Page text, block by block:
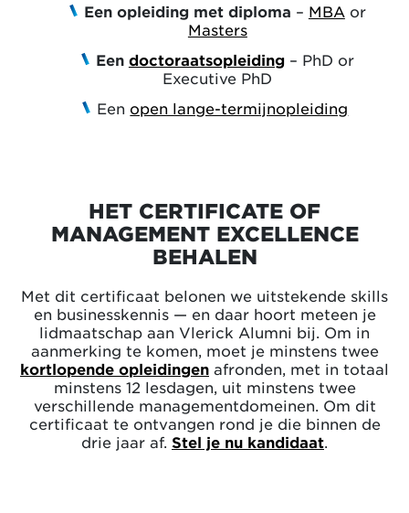
Een opleiding met diploma – MBA or
Masters
Een doctoraatsopleiding– PhD or
Executive PhD
Een open lange-termijnopleiding
HET CERTIFICATE OF
MANAGEMENT EXCELLENCE
BEHALEN
Met dit certificaat belonen we uitstekende skills
en businesskennis — en daar hoort meteen je
lidmaatschap aan Vlerick Alumni bij. Om in
aanmerking te komen, moet je minstens twee
kortlopende opleidingen afronden, met in totaal
minstens 12 lesdagen, uit minstens twee
verschillende managementdomeinen. Om dit
certificaat te ontvangen rond je die binnen de
drie jaar af. Stel je nu kandidaat.